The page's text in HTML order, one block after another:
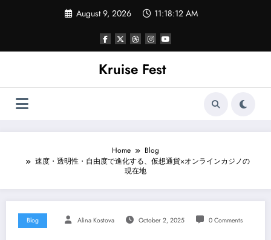
August 9, 2026 11:18:12 AM
Kruise Fest
Home
Blog
速度・透明性・自由度で進化する、仮想通貨×オンラインカジノの
現在地
Blog Alina Kostova October 2, 2025 0 Comments